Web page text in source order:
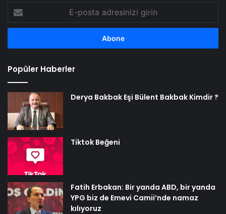
posta
adresinizi
Popüler Haberler
Derya Bakbak Eşi Bülent Bakbak Kimdir ?
Tiktok Beğeni
Fatih Erbakan: Bir yanda ABD, bir yanda
YPG biz de Emevi Camii’nde namaz
kılıyoruz